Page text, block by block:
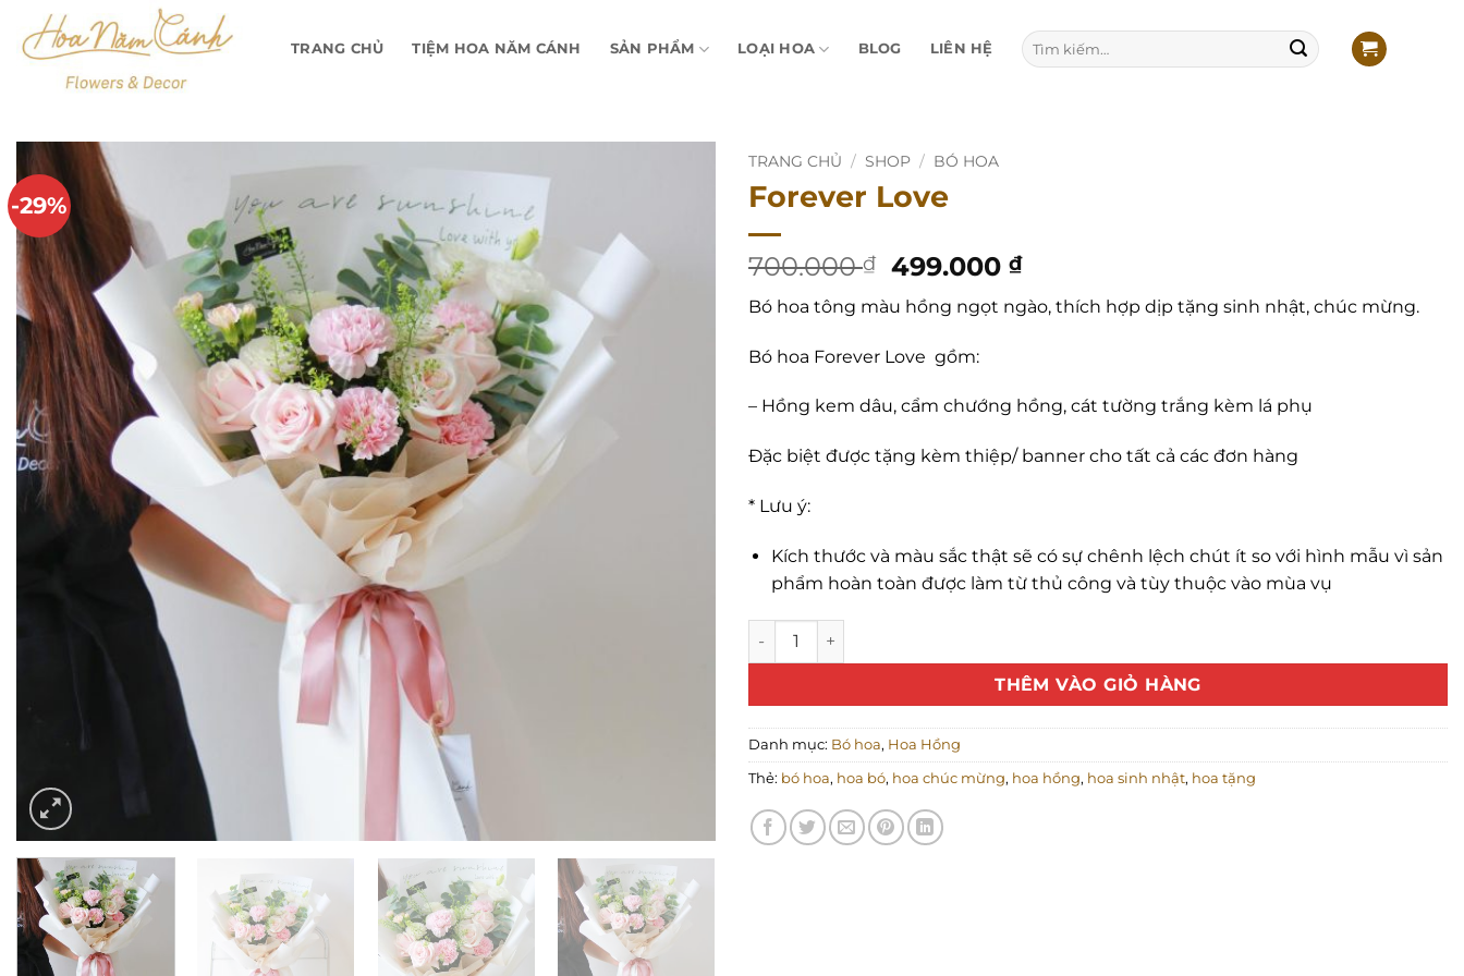
qua
TRANG CHỦ TIỆM HOA NĂM CÁNH SẢN PHẨM LOẠI HOA BLOG LIÊN HỆ
Tìm
kiếm:
-29%
TRANG CHỦ / SHOP / BÓ HOA
Forever Love
700.000₫
Giá
gốc
là:
700.000 ₫.
499.000₫Giá
tại
Bó hoa tông màu hồng ngọt ngào, thích hợp dịp tặng sinh nhật, chúc mừng.
Bó hoa Forever Love gồm:
– Hồng kem dâu, cẩm chướng hồng, cát tường trắng kèm lá phụ
Đặc biệt được tặng kèm thiệp/ banner cho tất cả các đơn hàng
* Lưu ý:
Kích thước và màu sắc thật sẽ có sự chênh lệch chút ít so với hình mẫu vì sản
phẩm hoàn toàn được làm từ thủ công và tùy thuộc vào mùa vụ
Forever Love số lượng
THÊM VÀO GIỎ HÀNG
Danh mục: Bó hoa, Hoa Hồng
Thẻ: bó hoa, hoa bó, hoa chúc mừng, hoa hồng, hoa sinh nhật, hoa tặng